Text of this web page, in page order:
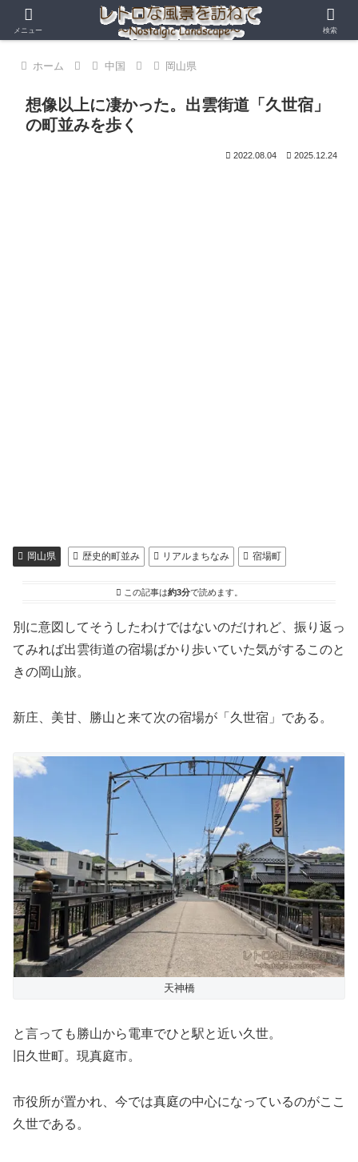
ホーム 中国 岡山県
想像以上に凄かった。出雲街道「久世宿」
の町並みを歩く
2022.08.04 2025.12.24
岡山県 歴史的町並み リアルまちなみ 宿場町
この記事は約3分で読めます。
別に意図してそうしたわけではないのだけれど、振り返っ
てみれば出雲街道の宿場ばかり歩いていた気がするこのと
きの岡山旅。
新庄、美甘、勝山と来て次の宿場が「久世宿」である。
天神橋
と言っても勝山から電車でひと駅と近い久世。
旧久世町。現真庭市。
市役所が置かれ、今では真庭の中心になっているのがここ
久世である。
メニュー 検索